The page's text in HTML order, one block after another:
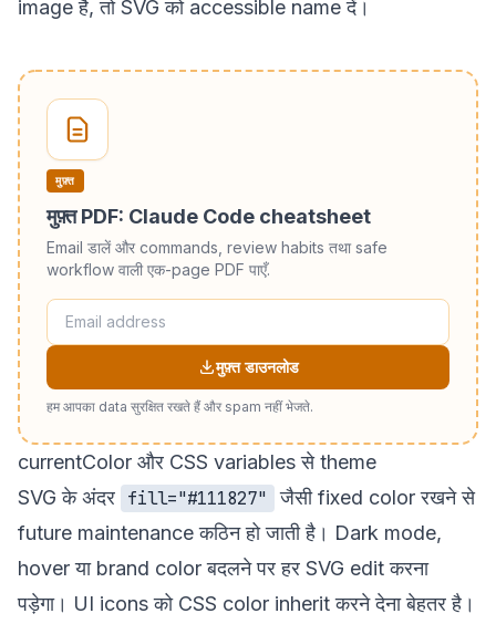
image है, तो SVG को accessible name दें।
मुफ़्त
मुफ़्त PDF: Claude Code cheatsheet
Email डालें और commands, review habits तथा safe
workflow वाली एक-page PDF पाएँ.
मुफ़्त डाउनलोड
हम आपका data सुरक्षित रखते हैं और spam नहीं भेजते.
currentColor और CSS variables से theme
SVG के अंदर fill="#111827"
जैसी fixed color रखने से
future maintenance कठिन हो जाती है। Dark mode,
hover या brand color बदलने पर हर SVG edit करना
पड़ेगा। UI icons को CSS color inherit करने देना बेहतर है।